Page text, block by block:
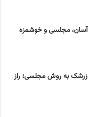
آسان، مجلسی و خوشمزه
زرشک به روش مجلسی؛ راز